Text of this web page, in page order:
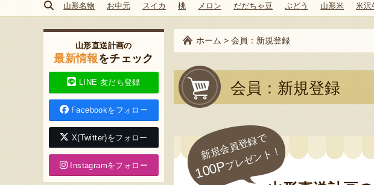
山形名物 お中元 スイカ 桃 メロン だだちゃ豆 ぶどう 山形米 米沢
ホーム > 会員：新規登録
会員：新規登録
新規会員登録で
100Pプレゼント！
山形直送計画の
最新情報をチェック
LINE 友だち登録
Facebookをフォロー
X(Twitter)をフォロー
Instagramをフォロー